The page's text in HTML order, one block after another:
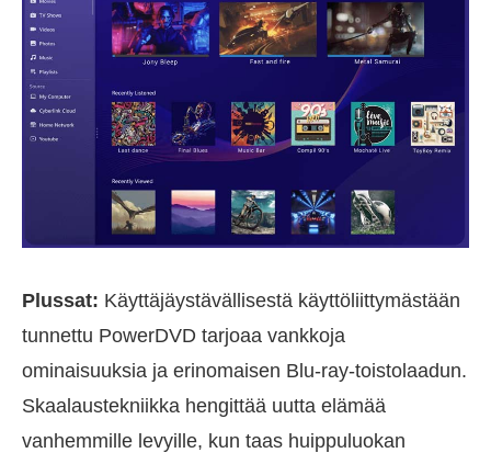
Plussat: Käyttäjäystävällisestä käyttöliittymästään
tunnettu PowerDVD tarjoaa vankkoja
ominaisuuksia ja erinomaisen Blu-ray-toistolaadun.
Skaalaustekniikka hengittää uutta elämää
vanhemmille levyille, kun taas huippuluokan